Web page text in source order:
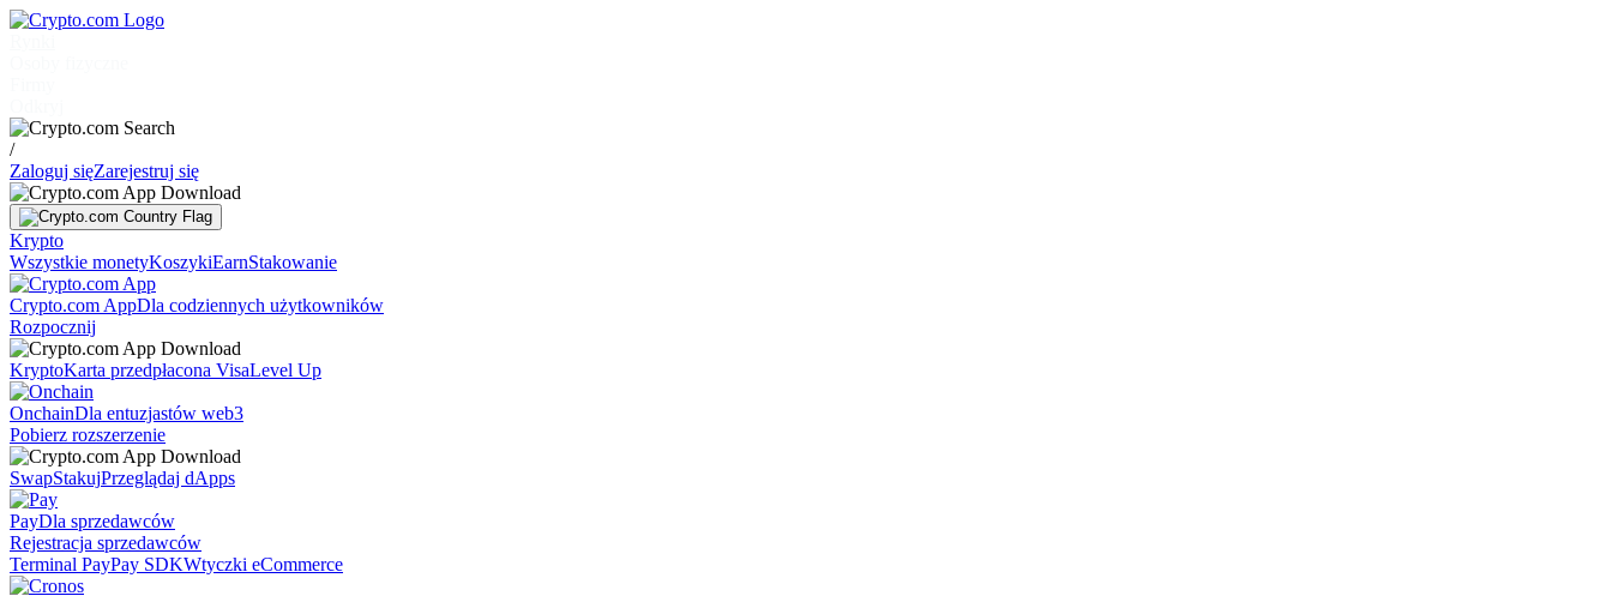
/
Zaloguj sięZarejestruj się
Krypto
Wszystkie monetyKoszykiEarnStakowanie
Crypto.com AppDla codziennych użytkowników
Rozpocznij
KryptoKarta przedpłacona VisaLevel Up
OnchainDla entuzjastów web3
Pobierz rozszerzenie
SwapStakujPrzeglądaj dApps
PayDla sprzedawców
Rejestracja sprzedawców
Terminal PayPay SDKWtyczki eCommerce